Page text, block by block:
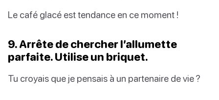
Le café glacé est tendance en ce moment !
9. Arrête de chercher l’allumette
parfaite. Utilise un briquet.
Tu croyais que je pensais à un partenaire de vie ?